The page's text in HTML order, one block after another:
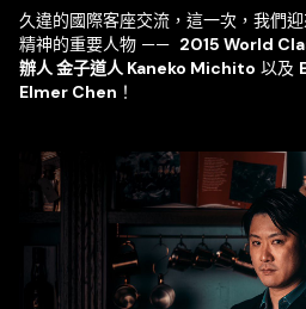
久違的國際客座交流，這一次，我們
精神的重要人物 —— 2015 World
辦人 金子道人 Kaneko Michito 以及
Elmer Chen ！